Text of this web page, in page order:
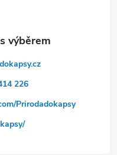
226
Prirodadokapsy